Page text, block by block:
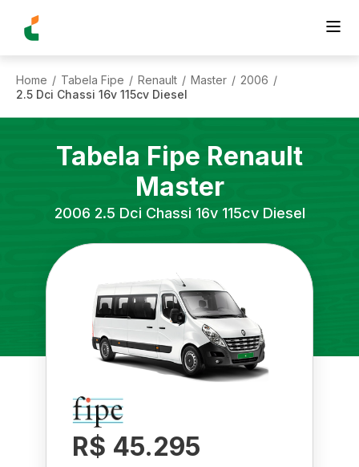
Home / Tabela Fipe / Renault / Master / 2006 /
2.5 Dci Chassi 16v 115cv Diesel
Tabela Fipe Renault
Master
2006 2.5 Dci Chassi 16v 115cv Diesel
R$ 45.295